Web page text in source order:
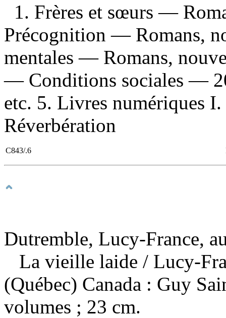
1. Frères et sœurs —
Précognition — Romans,
mentales — Romans,
— Conditions sociales —
etc. 5. Livres numériques
Réverbération
C843/.6
Dutremble, Lucy-France,
La vieille laide / Lucy-
(Québec) Canada : Guy
volumes ; 23 cm.